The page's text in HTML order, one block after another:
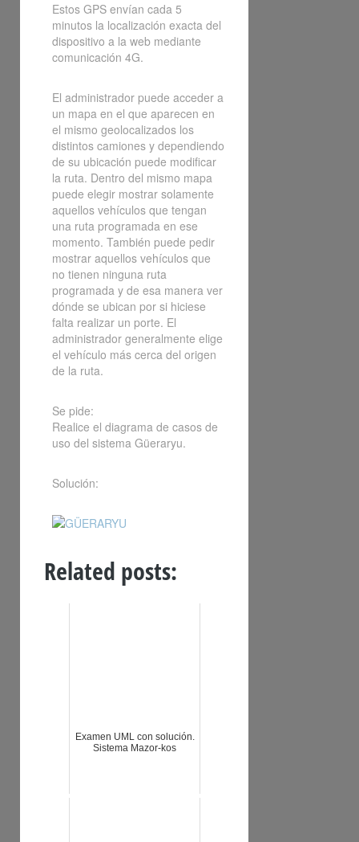
Estos GPS envían cada 5
minutos la localización exacta del
dispositivo a la web mediante
comunicación 4G.
El administrador puede acceder a
un mapa en el que aparecen en
el mismo geolocalizados los
distintos camiones y dependiendo
de su ubicación puede modificar
la ruta. Dentro del mismo mapa
puede elegir mostrar solamente
aquellos vehículos que tengan
una ruta programada en ese
momento. También puede pedir
mostrar aquellos vehículos que
no tienen ninguna ruta
programada y de esa manera ver
dónde se ubican por si hiciese
falta realizar un porte. El
administrador generalmente elige
el vehículo más cerca del origen
de la ruta.
Se pide:
Realice el diagrama de casos de
uso del sistema Güeraryu.
Solución:
Related posts:
Examen UML con solución.
Sistema Mazor-kos